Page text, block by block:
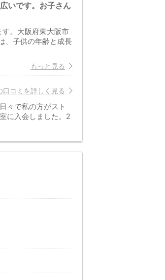
いです。お子さん
。大阪府東大阪市
、子供の年齢と成長
もっと見る
口コミを詳しく見る
々で私の方がスト
に入会しました。2